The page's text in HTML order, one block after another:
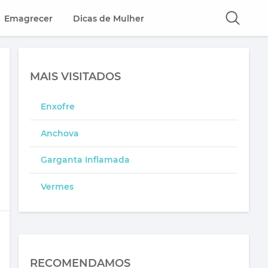
Emagrecer Dicas de Mulher
MAIS VISITADOS
Enxofre
Anchova
Garganta Inflamada
Vermes
RECOMENDAMOS